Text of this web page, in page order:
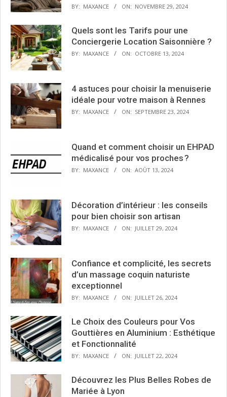
BY: MAXANCE ON: NOVEMBRE 29, 2024
Quels sont les Tarifs pour une
Conciergerie Location Saisonnière ?
BY: MAXANCE ON: OCTOBRE 13, 2024
4 astuces pour choisir la menuiserie
idéale pour votre maison à Rennes
BY: MAXANCE ON: SEPTEMBRE 23, 2024
Quand et comment choisir un EHPAD
médicalisé pour vos proches ?
BY: MAXANCE ON: AOÛT 13, 2024
Décoration d’intérieur : les conseils
pour bien choisir son artisan
BY: MAXANCE ON: JUILLET 29, 2024
Confiance et complicité, les secrets
d’un massage coquin naturiste
exceptionnel
BY: MAXANCE ON: JUILLET 26, 2024
Le Choix des Couleurs pour Vos
Gouttières en Aluminium : Esthétique
et Fonctionnalité
BY: MAXANCE ON: JUILLET 22, 2024
Découvrez les Plus Belles Robes de
Mariée à Lyon